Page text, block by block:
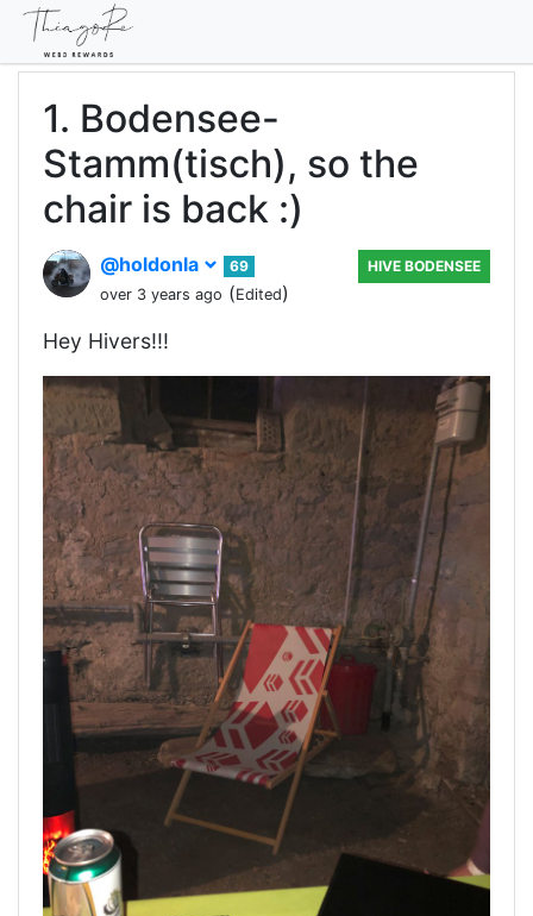
1. Bodensee-
Stamm(tisch), so the
chair is back :)
@holdonla
69
over 3 years ago (Edited)
HIVE BODENSEE
Hey Hivers!!!